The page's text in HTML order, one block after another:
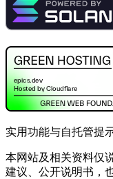
实用功能与自托管提
本网站及相关资料仅
建议、公开说明书，